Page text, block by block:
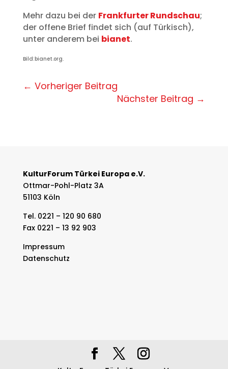
Mehr dazu bei der Frankfurter Rundschau;
der offene Brief findet sich (auf Türkisch),
unter anderem bei bianet.
Bild:bianet.org.
← Vorheriger Beitrag
Nächster Beitrag →
KulturForum Türkei Europa e.V.
Ottmar-Pohl-Platz 3A
51103 Köln
Tel. 0221 – 120 90 680
Fax 0221 – 13 92 903
Impressum
Datenschutz